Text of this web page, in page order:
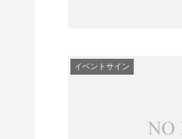
イベントサイン